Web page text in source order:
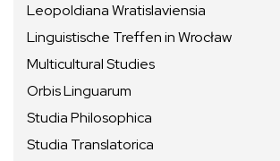
Leopoldiana Wratislaviensia
Linguistische Treffen in Wrocław
Multicultural Studies
Orbis Linguarum
Studia Philosophica
Studia Translatorica